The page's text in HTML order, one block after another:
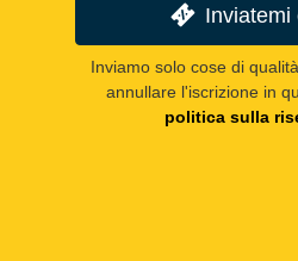
Inviatemi
Inviamo solo cose di
annullare l'iscrizione in
politica sulla